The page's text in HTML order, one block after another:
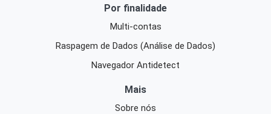
Por finalidade
Multi-contas
Raspagem de Dados (Análise de Dados)
Navegador Antidetect
Mais
Sobre nós